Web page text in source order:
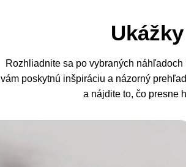
Ukážky
Rozhliadnite sa po vybraných
vám poskytnú inšpiráciu a názorný
a nájdite to, čo presne